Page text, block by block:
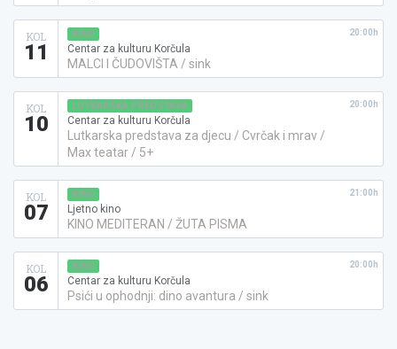
KOL
11
KINO
Centar za kulturu Korčula
MALCI I ČUDOVIŠTA / sink
20:00h
KOL
10
LUTKARSKA PREDSTAVA
Centar za kulturu Korčula
Lutkarska predstava za djecu / Cvrčak i mrav /
Max teatar / 5+
20:00h
KOL
07
KINO
Ljetno kino
KINO MEDITERAN / ŽUTA PISMA
21:00h
KOL
06
KINO
Centar za kulturu Korčula
Psići u ophodnji: dino avantura / sink
20:00h